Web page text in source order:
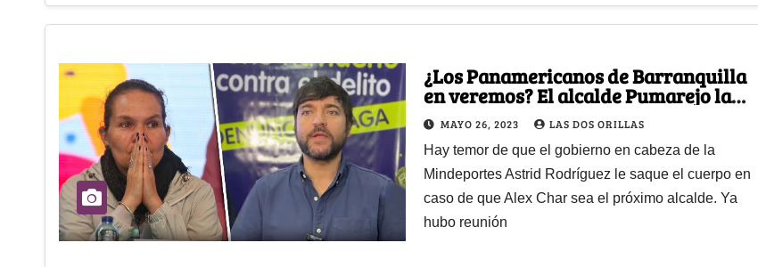
¿Los Panamericanos de Barranquilla
en veremos? El alcalde Pumarejo la
está viendo grave
MAYO 26, 2023 LAS DOS ORILLAS
Hay temor de que el gobierno en cabeza de la
Mindeportes Astrid Rodríguez le saque el cuerpo en
caso de que Alex Char sea el próximo alcalde. Ya
hubo reunión